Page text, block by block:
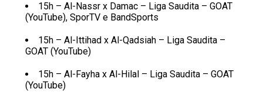
15h – Al-Nassr x Damac – Liga Saudita – GOAT
(YouTube), SporTV e BandSports
15h – Al-Ittihad x Al-Qadsiah – Liga Saudita –
GOAT (YouTube)
15h – Al-Fayha x Al-Hilal – Liga Saudita – GOAT
(YouTube)